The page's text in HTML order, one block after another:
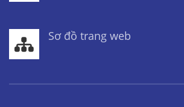
Sơ đồ trang web